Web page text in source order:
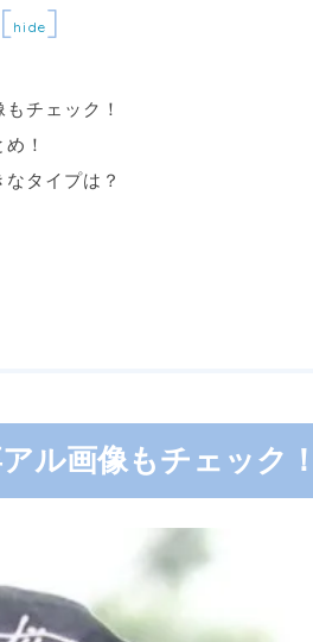
[hide]
チェック！
！
タイプは？
ル画像もチェック！